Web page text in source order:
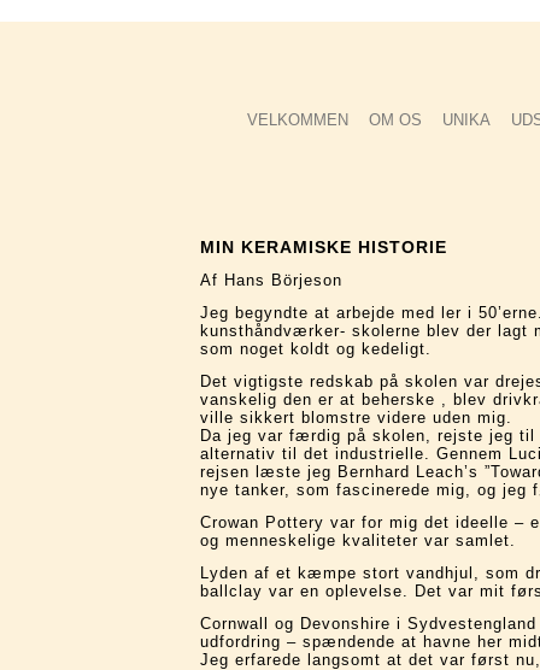
VELKOMMEN OM OS UNIKA
MIN KERAMISKE HISTORIE
Af Hans Börjeson
Jeg begyndte at arbejde med ler i
kunsthåndværker- skolerne blev der
som noget koldt og kedeligt.
Det vigtigste redskab på skolen var
vanskelig den er at beherske , blev
ville sikkert blomstre videre uden mig.
Da jeg var færdig på skolen, rejste jeg
alternativ til det industrielle. Gennem
rejsen læste jeg Bernhard Leach’s
nye tanker, som fascinerede mig, og jeg
Crowan Pottery var for mig det ideelle
og menneskelige kvaliteter var samlet.
Lyden af et kæmpe stort vandhjul, som
ballclay var en oplevelse. Det var mit
Cornwall og Devonshire i
udfordring – spændende at havne her
Jeg erfarede langsomt at det var først